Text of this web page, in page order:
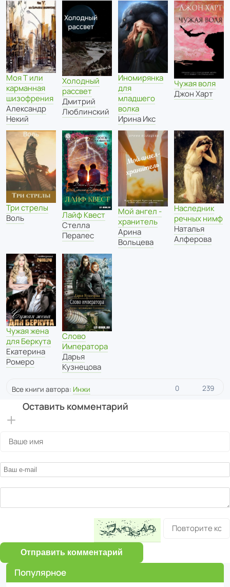
Моя Т или
карманная
шизофрения
Александр
Некий
Холодный
рассвет
Дмитрий
Люблинский
Иномирянка
для
младшего
волка
Ирина Икс
Чужая воля
Джон Харт
Три стрелы
Воль
Лайф Квест
Стелла
Пералес
Мой ангел -
хранитель
Арина
Вольцева
Наследник
речных нимф
Наталья
Алферова
Чужая жена
для Беркута
Екатерина
Ромеро
Слово
Императора
Дарья
Кузнецова
Все книги автора: Инжи 0 239
Оставить комментарий
Отправить комментарий
Популярное